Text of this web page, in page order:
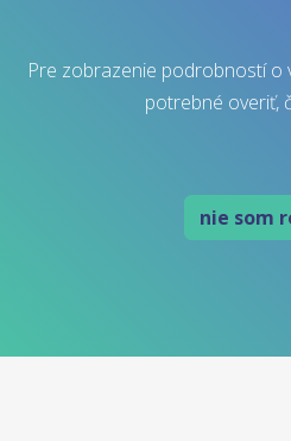
Pre zobrazenie podrobností o
potrebné overiť,
nie som